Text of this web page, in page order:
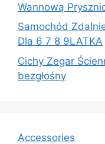
Wannową
Samochód
Dla 6 7 8 9LATKA
Cichy Zegar
bezgłośny
Accessories